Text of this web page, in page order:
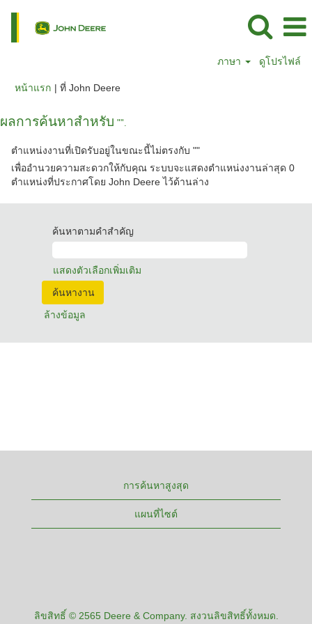
ภาษา ดูโปรไฟล์
หน้าแรก | ที่ John Deere(หน้า
ผลการค้นหาสำหรับ "".
ตำแหน่งงานที่เปิดรับอยู่ในขณะนี้ไม่ตรงกับ ""
เพื่ออำนวยความสะดวกให้กับคุณ ระบบจะแสดงตำแหน่งงานล่าสุด 0
ตำแหน่งที่ประกาศโดย John Deere ไว้ด้านล่าง
ค้นหาตามคำสำคัญ
แสดงตัวเลือกเพิ่มเติม
ล้างข้อมูล
การค้นหาสูงสุด
แผนที่ไซต์
ลิขสิทธิ์ © 2565 Deere & Company. สงวนลิขสิทธิ์ทั้งหมด.